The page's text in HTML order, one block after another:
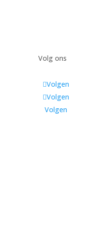
Volg ons
Volgen
Volgen
Volgen